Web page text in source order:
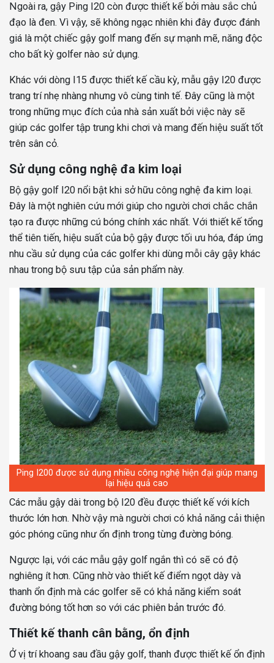
Ngoài ra, gậy Ping I20 còn được thiết kế bởi màu sắc chủ
đạo là đen. Vì vậy, sẽ không ngạc nhiên khi đây được đánh
giá là một chiếc gậy golf mang đến sự mạnh mẽ, năng độc
cho bất kỳ golfer nào sử dụng.
Khác với dòng I15 được thiết kế cầu kỳ, mẫu gậy I20 được
trang trí nhẹ nhàng nhưng vô cùng tinh tế. Đây cũng là một
trong những mục đích của nhà sản xuất bởi việc này sẽ
giúp các golfer tập trung khi chơi và mang đến hiệu suất tốt
trên sân cỏ.
Sử dụng công nghệ đa kim loại
Bộ gậy golf I20 nổi bật khi sở hữu công nghệ đa kim loại.
Đây là một nghiên cứu mới giúp cho người chơi chắc chắn
tạo ra được những cú bóng chính xác nhất. Với thiết kế tổng
thể tiên tiến, hiệu suất của bộ gậy được tối ưu hóa, đáp ứng
nhu cầu sử dụng của các golfer khi dùng mỗi cây gậy khác
nhau trong bộ sưu tập của sản phẩm này.
Ping I200 được sử dụng nhiều công nghệ hiện đại giúp mang
lại hiệu quả cao
Các mẫu gậy dài trong bộ I20 đều được thiết kế với kích
thước lớn hơn. Nhờ vậy mà người chơi có khả năng cải thiện
góc phóng cũng như ổn định trong từng đường bóng.
Ngược lại, với các mẫu gậy golf ngắn thì có sẽ có độ
nghiêng ít hơn. Cũng nhờ vào thiết kế điểm ngọt dày và
thanh ổn định mà các golfer sẽ có khả năng kiểm soát
đường bóng tốt hơn so với các phiên bản trước đó.
Thiết kế thanh cân bằng, ổn định
Ở vị trí khoang sau đầu gậy golf, thanh được thiết kế ổn định